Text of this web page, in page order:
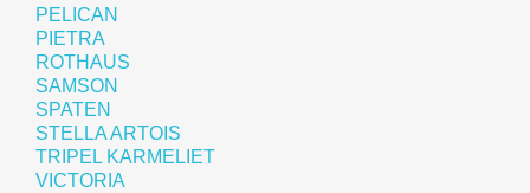
PELICAN
PIETRA
ROTHAUS
SAMSON
SPATEN
STELLA ARTOIS
TRIPEL KARMELIET
VICTORIA